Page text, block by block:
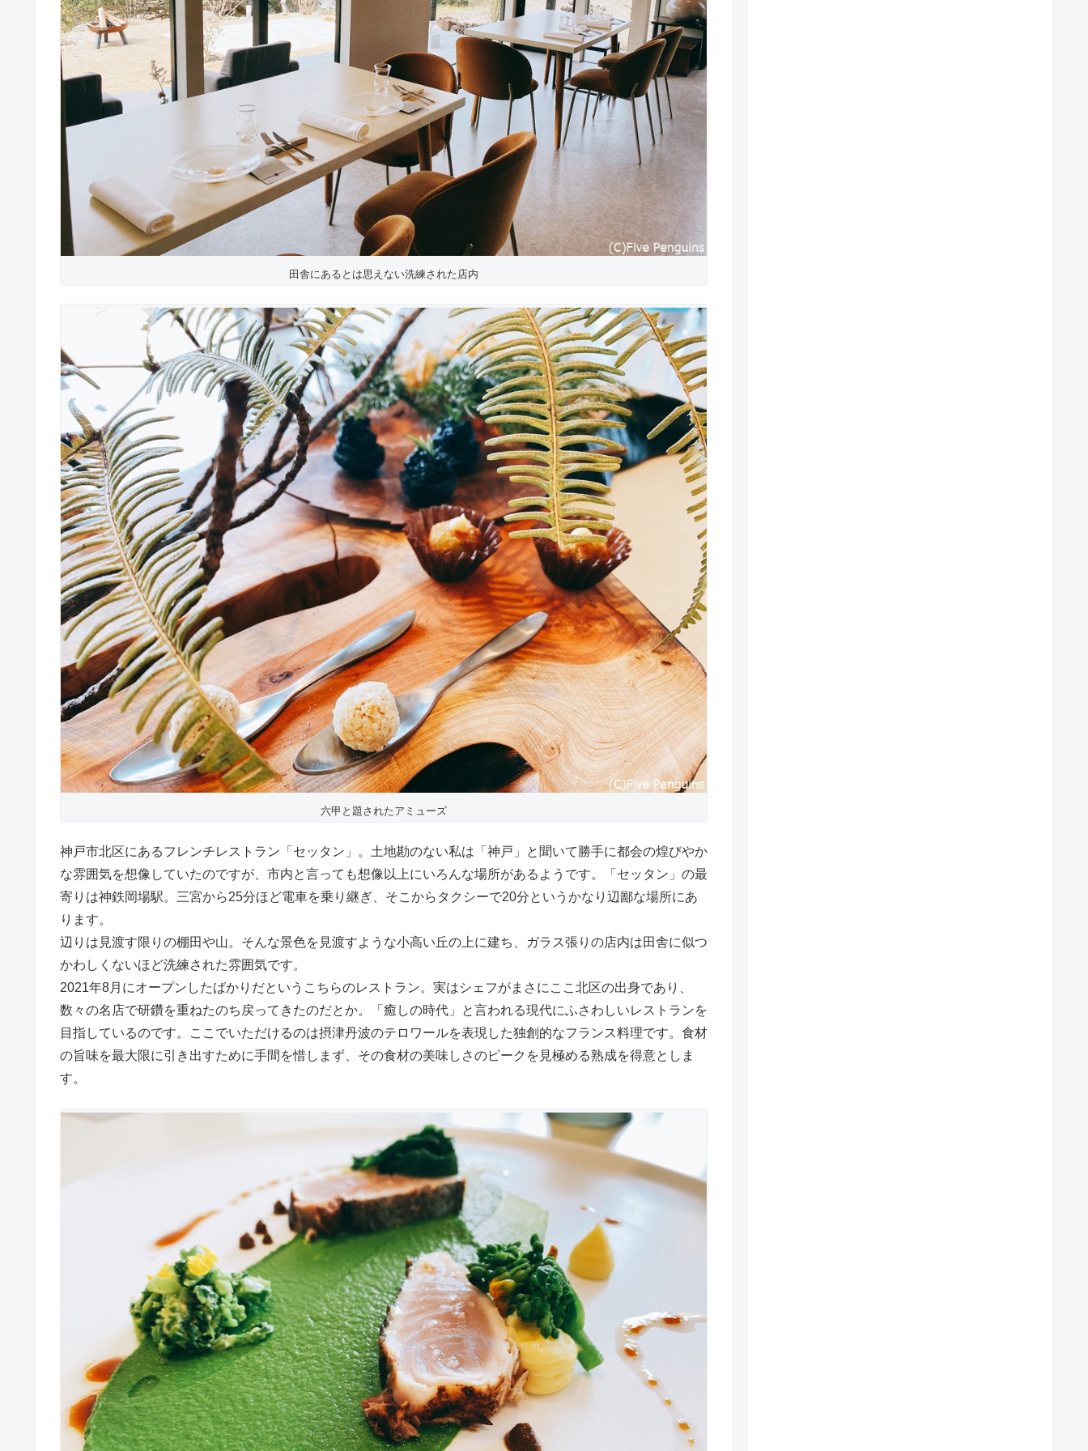
田舎にあるとは思えない洗練された店内
六甲と題されたアミューズ
神戸市北区にあるフレンチレストラン「セッタン」。土地勘のない私は「神戸」と聞いて勝手に都会の煌びやか
な雰囲気を想像していたのですが、市内と言っても想像以上にいろんな場所があるようです。「セッタン」の最
寄りは神鉄岡場駅。三宮から25分ほど電車を乗り継ぎ、そこからタクシーで20分というかなり辺鄙な場所にあ
ります。
辺りは見渡す限りの棚田や山。そんな景色を見渡すような小高い丘の上に建ち、ガラス張りの店内は田舎に似つ
かわしくないほど洗練された雰囲気です。
2021年8月にオープンしたばかりだというこちらのレストラン。実はシェフがまさにここ北区の出身であり、
数々の名店で研鑽を重ねたのち戻ってきたのだとか。「癒しの時代」と言われる現代にふさわしいレストランを
目指しているのです。ここでいただけるのは摂津丹波のテロワールを表現した独創的なフランス料理です。食材
の旨味を最大限に引き出すために手間を惜しまず、その食材の美味しさのピークを見極める熟成を得意としま
す。